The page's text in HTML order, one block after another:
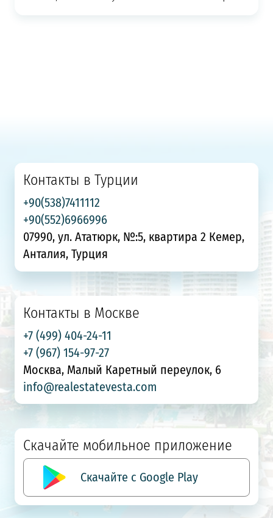
Контакты в Турции
+90(538)7411112
+90(552)6966996
07990, ул. Ататюрк, №:5, квартира 2 Кемер,
Анталия, Турция
Контакты в Москве
+7 (499) 404-24-11
+7 (967) 154-97-27
Москва, Малый Каретный переулок, 6
info@realestatevesta.com
Скачайте мобильное приложение
Скачайте с Google Play